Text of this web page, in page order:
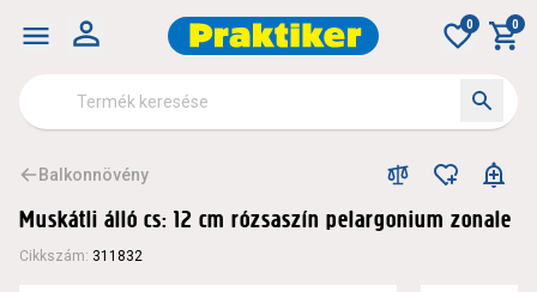
0 0
Balkonnövény
Muskátli álló cs: 12 cm rózsaszín pelargonium zonale
Cikkszám: 311832